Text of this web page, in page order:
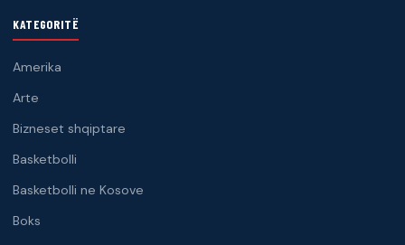
KATEGORITË
Amerika
Arte
Bizneset shqiptare
Basketbolli
Basketbolli ne Kosove
Boks